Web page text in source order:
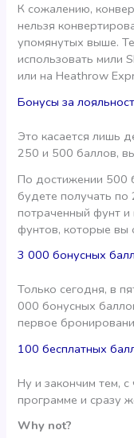
К сожалению,
нельзя
упомянутых выше.
использовать мили
или на Heathrow
Бонусы за
Это касается лишь
250 и 500 баллов,
По достижении 500
будете получать
потраченный фунт
фунтов, которые
3 000 бонусных
Только сегодня, в
000 бонусных
первое
100 бесплатных
Ну и закончим тем, с
программе и сразу
Why not?